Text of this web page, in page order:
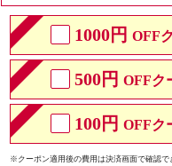
1000円 OFF
500円 OFFク
100円 OFFク
※クーポン適用後の費用は決済画面で確認で